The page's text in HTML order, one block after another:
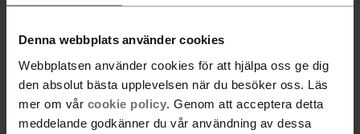
Denna webbplats använder cookies
Webbplatsen använder cookies för att hjälpa oss ge dig
den absolut bästa upplevelsen när du besöker oss. Läs
mer om vår cookie policy. Genom att acceptera detta
meddelande godkänner du vår användning av dessa
Följ Swedese